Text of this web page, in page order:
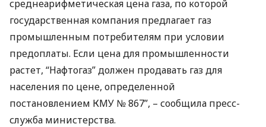
среднеарифметическая цена газа, по которой
государственная компания предлагает газ
промышленным потребителям при условии
предоплаты. Если цена для промышленности
растет, “Нафтогаз” должен продавать газ для
населения по цене, определенной
постановлением КМУ № 867”, – сообщила пресс-
служба министерства.